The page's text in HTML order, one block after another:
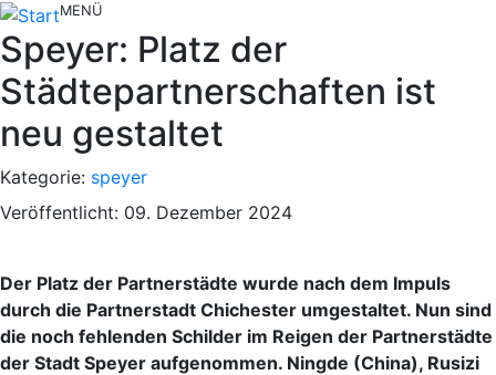
MENÜ
Speyer: Platz der
Städtepartnerschaften ist
neu gestaltet
Kategorie: speyer
Veröffentlicht: 09. Dezember 2024
Der Platz der Partnerstädte wurde nach dem Impuls
durch die Partnerstadt Chichester umgestaltet. Nun sind
die noch fehlenden Schilder im Reigen der Partnerstädte
der Stadt Speyer aufgenommen. Ningde (China), Rusizi